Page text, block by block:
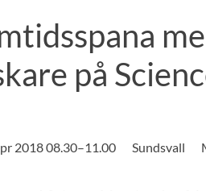
Welcome letters Staff Job
på
2018 08.30–11.00
Sundsvall